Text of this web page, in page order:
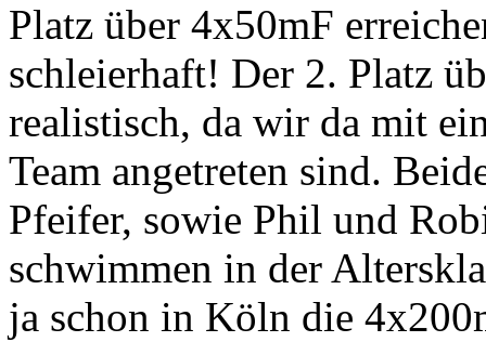
Platz über 4x50mF
schleierhaft! Der 2. Platz
realistisch, da wir da mit
Team angetreten sind.
Pfeifer, sowie Phil und
schwimmen in der
ja schon in Köln die